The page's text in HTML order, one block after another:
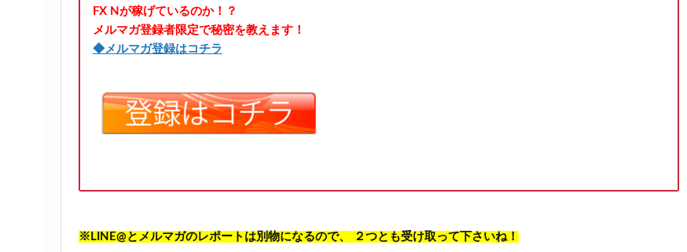
FX Nが稼げているのか！？
メルマガ登録者限定で秘密を教えます！
◆メルマガ登録はコチラ
※LINE@とメルマガのレポートは別物になるので、 ２つとも受け取って下さいね！